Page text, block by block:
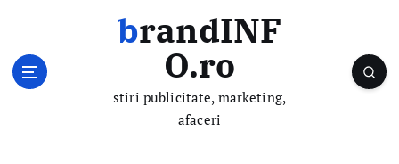
brandINF
O.ro
stiri publicitate, marketing,
afaceri